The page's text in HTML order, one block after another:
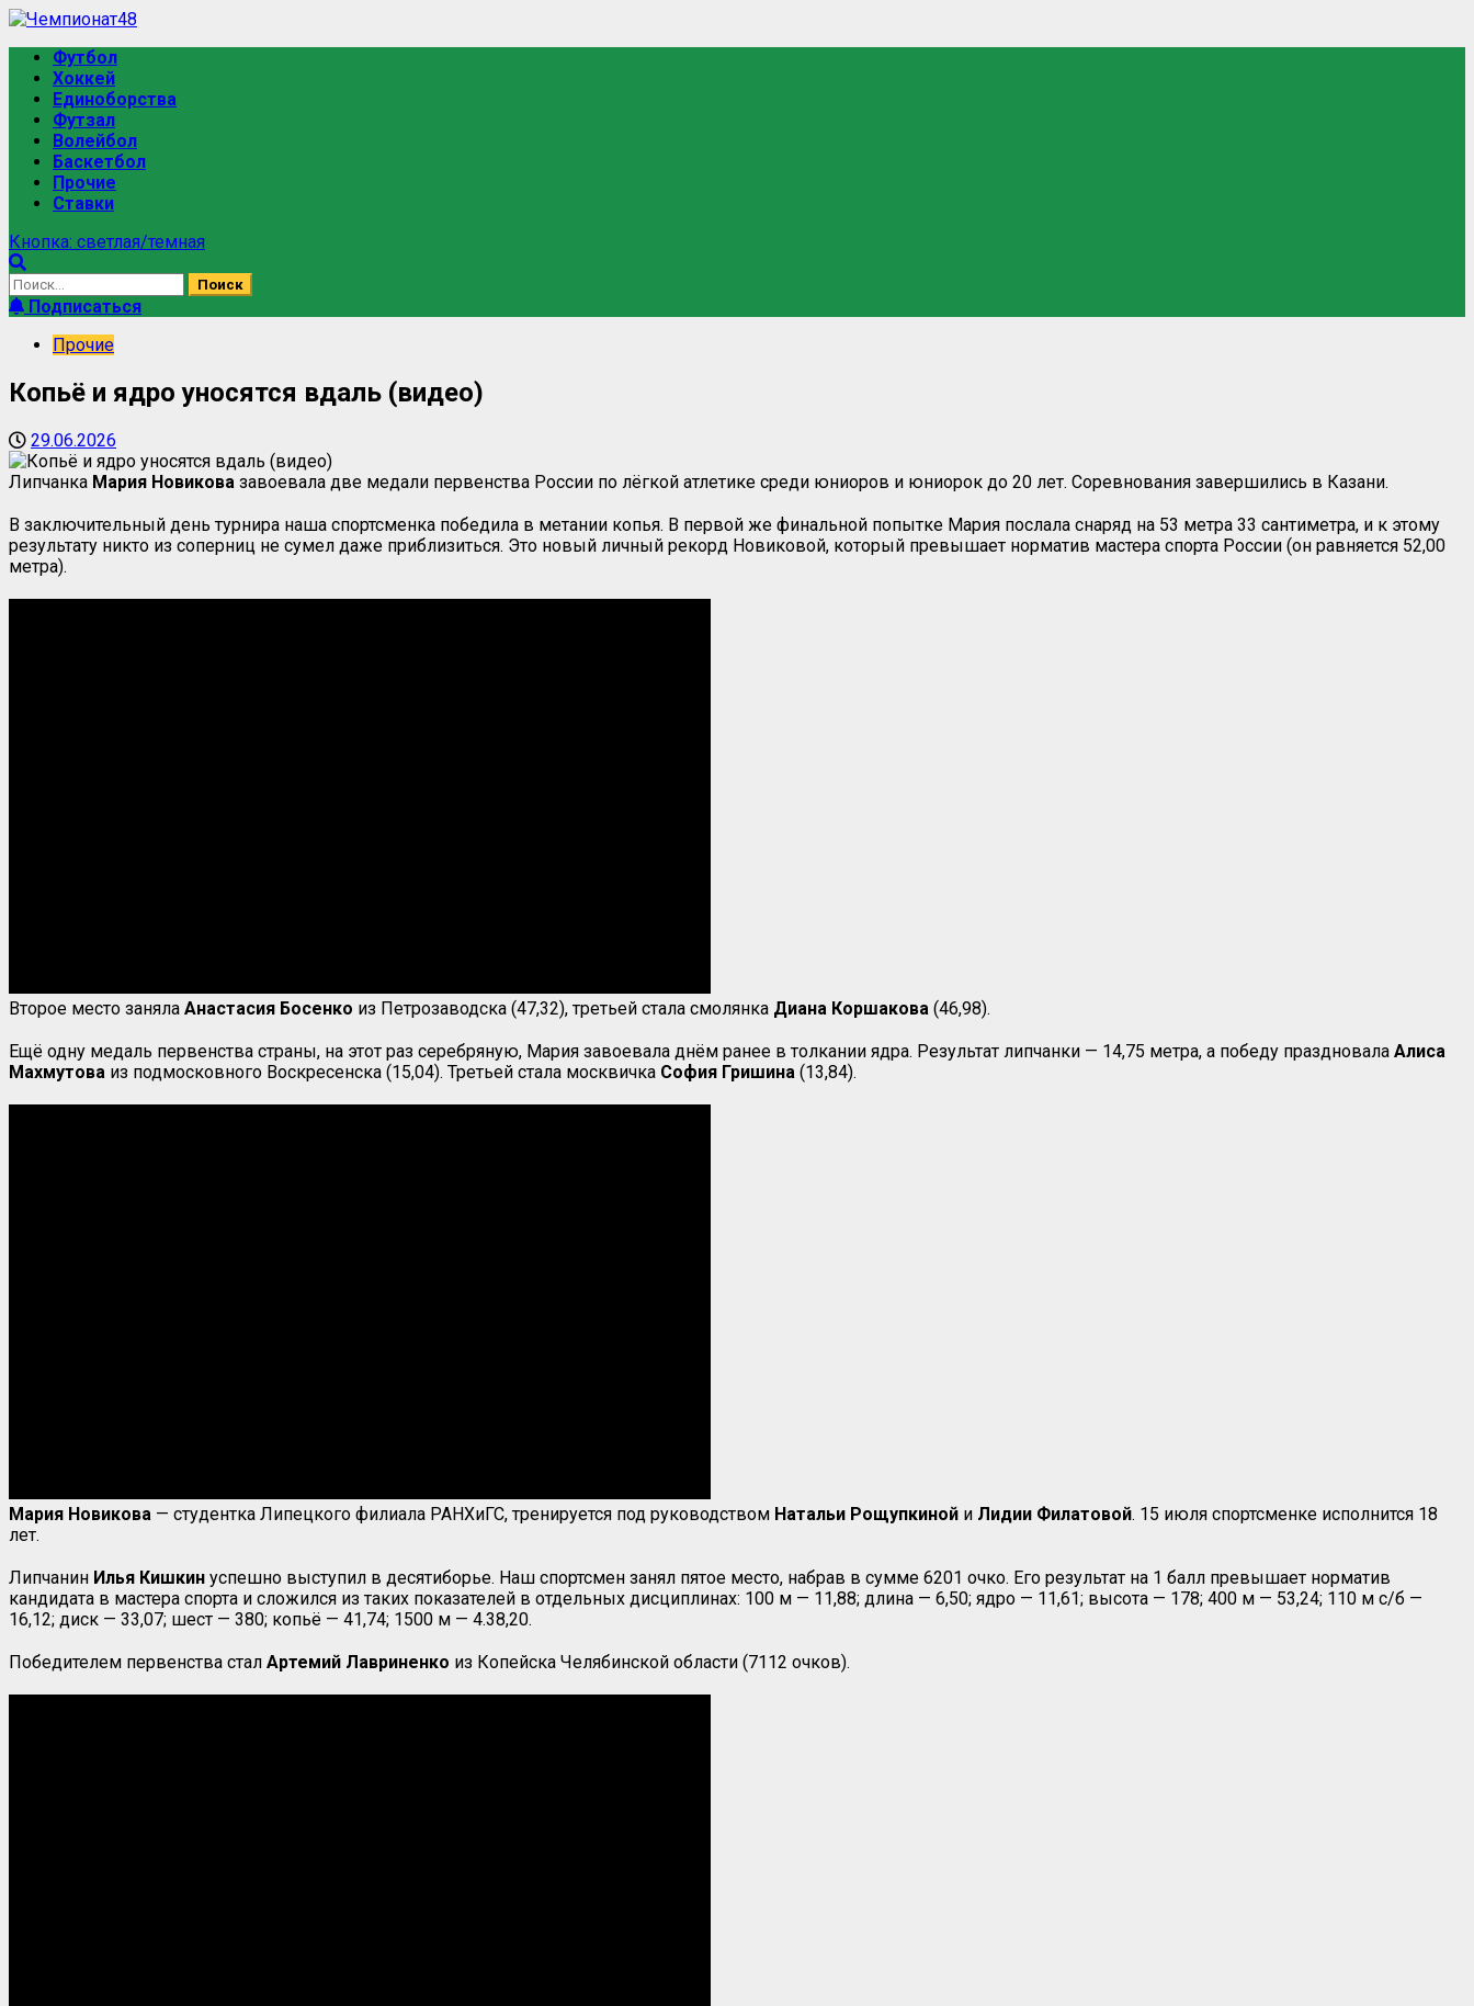
Футбол
Хоккей
Единоборства
Футзал
Волейбол
Баскетбол
Прочие
Ставки
Кнопка: светлая/темная
Подписаться
Прочие
Копьё и ядро уносятся вдаль (видео)
29.06.2026
Липчанка Мария Новикова завоевала две медали первенства России по лёгкой атлетике среди юниоров и юниорок до 20 лет. Соревнования завершились в Казани.
В заключительный день турнира наша спортсменка победила в метании копья. В первой же финальной попытке Мария послала снаряд на 53 метра 33 сантиметра, и к этому
результату никто из соперниц не сумел даже приблизиться. Это новый личный рекорд Новиковой, который превышает норматив мастера спорта России (он равняется 52,00
метра).
Второе место заняла Анастасия Босенко из Петрозаводска (47,32), третьей стала смолянка Диана Коршакова (46,98).
Ещё одну медаль первенства страны, на этот раз серебряную, Мария завоевала днём ранее в толкании ядра. Результат липчанки — 14,75 метра, а победу праздновала Алиса
Махмутова из подмосковного Воскресенска (15,04). Третьей стала москвичка София Гришина (13,84).
Мария Новикова — студентка Липецкого филиала РАНХиГС, тренируется под руководством Натальи Рощупкиной и Лидии Филатовой. 15 июля спортсменке исполнится 18
лет.
Липчанин Илья Кишкин успешно выступил в десятиборье. Наш спортсмен занял пятое место, набрав в сумме 6201 очко. Его результат на 1 балл превышает норматив
кандидата в мастера спорта и сложился из таких показателей в отдельных дисциплинах: 100 м — 11,88; длина — 6,50; ядро — 11,61; высота — 178; 400 м — 53,24; 110 м с/б —
16,12; диск — 33,07; шест — 380; копьё — 41,74; 1500 м — 4.38,20.
Победителем первенства стал Артемий Лавриненко из Копейска Челябинской области (7112 очков).